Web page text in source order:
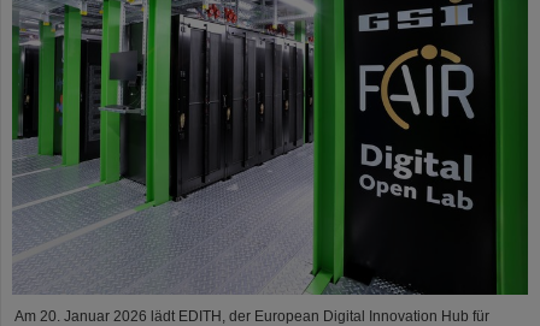
Am 20. Januar 2026 lädt EDITH, der European Digital Innovation Hub für